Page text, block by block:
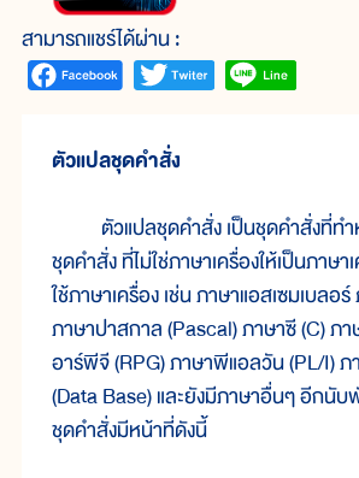
สามารถแชร์ได้ผ่าน :
ตัวแปลชุดคำสั่ง
ตัวแปลชุดคำสั่ง เป็นชุดคำสั่งที่ทำ
ชุดคำสั่ง ที่ไม่ใช่ภาษาเครื่องให้เป็นภาษา
ใช้ภาษาเครื่อง เช่น ภาษาแอสเซมเบลอ
ภาษาปาสกาล (Pascal) ภาษาซี (C) ภ
อาร์พีจี (RPG) ภาษาพีแอลวัน (PL/I) ภ
(Data Base) และยังมีภาษาอื่นๆ อีกนั
ชุดคำสั่งมีหน้าที่ดังนี้